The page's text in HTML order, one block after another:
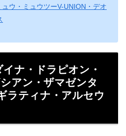
ウ・ミュウツーV-UNION・デオ
イナ・ドラピオン・
アン・ザマゼンタ
ラティナ・アルセウ